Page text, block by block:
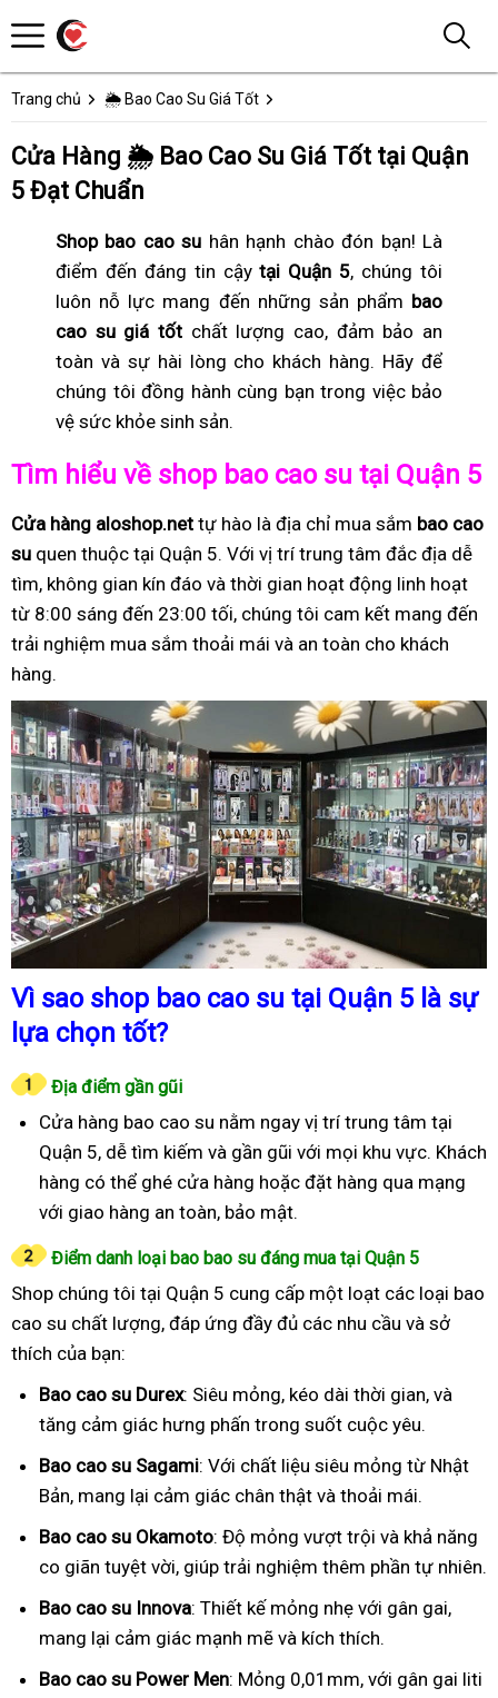
Trang chủ 🌦️ Bao Cao Su Giá Tốt
Cửa Hàng 🌦️ Bao Cao Su Giá Tốt tại Quận
5 Đạt Chuẩn
Shop bao cao su hân hạnh chào đón bạn! Là
điểm đến đáng tin cậytại Quận 5, chúng tôi
luôn nỗ lực mang đến những sản phẩm bao
cao su giá tốt chất lượng cao, đảm bảo an
toàn và sự hài lòng cho khách hàng. Hãy để
chúng tôi đồng hành cùng bạn trong việc bảo
vệ sức khỏe sinh sản.
Tìm hiểu về shop bao cao su tại Quận 5
Cửa hàng aloshop.net tự hào là địa chỉ mua sắm bao cao
su quen thuộc tại Quận 5. Với vị trí trung tâm đắc địa dễ
tìm, không gian kín đáo và thời gian hoạt động linh hoạt
từ 8:00 sáng đến 23:00 tối, chúng tôi cam kết mang đến
trải nghiệm mua sắm thoải mái và an toàn cho khách
hàng.
Vì sao shop bao cao su tại Quận 5 là sự
lựa chọn tốt?
Địa điểm gần gũi
Cửa hàng bao cao su nằm ngay vị trí trung tâm tại
Quận 5, dễ tìm kiếm và gần gũi với mọi khu vực. Khách
hàng có thể ghé cửa hàng hoặc đặt hàng qua mạng
với giao hàng an toàn, bảo mật.
Điểm danh loại bao bao su đáng mua tại Quận 5
Shop chúng tôi tại Quận 5 cung cấp một loạt các loại bao
cao su chất lượng, đáp ứng đầy đủ các nhu cầu và sở
thích của bạn:
Bao cao su Durex: Siêu mỏng, kéo dài thời gian, và
tăng cảm giác hưng phấn trong suốt cuộc yêu.
Bao cao su Sagami: Với chất liệu siêu mỏng từ Nhật
Bản, mang lại cảm giác chân thật và thoải mái.
Bao cao su Okamoto: Độ mỏng vượt trội và khả năng
co giãn tuyệt vời, giúp trải nghiệm thêm phần tự nhiên.
Bao cao su Innova: Thiết kế mỏng nhẹ với gân gai,
mang lại cảm giác mạnh mẽ và kích thích.
Bao cao su Power Men: Mỏng 0,01mm, với gân gai liti